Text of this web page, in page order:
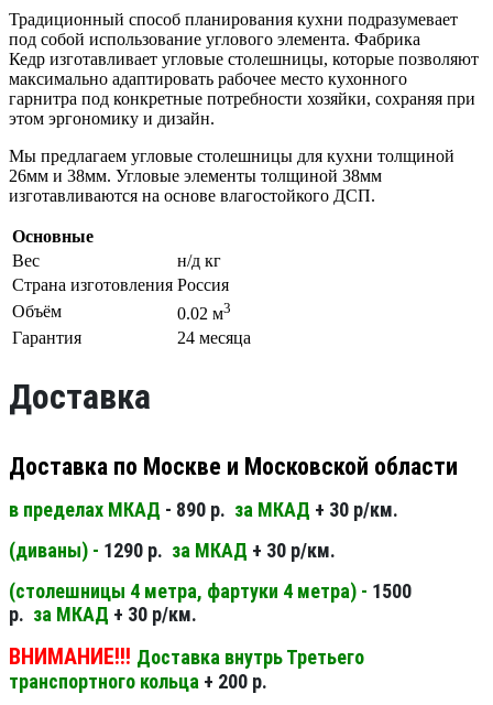
Традиционный способ планирования кухни подразумевает
под собой использование углового элемента. Фабрика
Кедр изготавливает угловые столешницы, которые позволяют
максимально адаптировать рабочее место кухонного
гарнитра под конкретные потребности хозяйки, сохраняя при
этом эргономику и дизайн.
Мы предлагаем угловые столешницы для кухни толщиной
26мм и 38мм. Угловые элементы толщиной 38мм
изготавливаются на основе влагостойкого ДСП.
Основные
Вес
н/д кг
Страна изготовления Россия
Объём
0.02 м3
Гарантия 24 месяца
Доставка
Доставка по Москве и Московской области
в пределах МКАД - 890 р. за МКАД + 30 р/км.
(диваны) - 1290 р. за МКАД + 30 р/км.
(столешницы 4 метра, фартуки 4 метра) - 1500
р. за МКАД + 30 р/км.
ВНИМАНИЕ!!! Доставка внутрь Третьего
транспортного кольца + 200 р.